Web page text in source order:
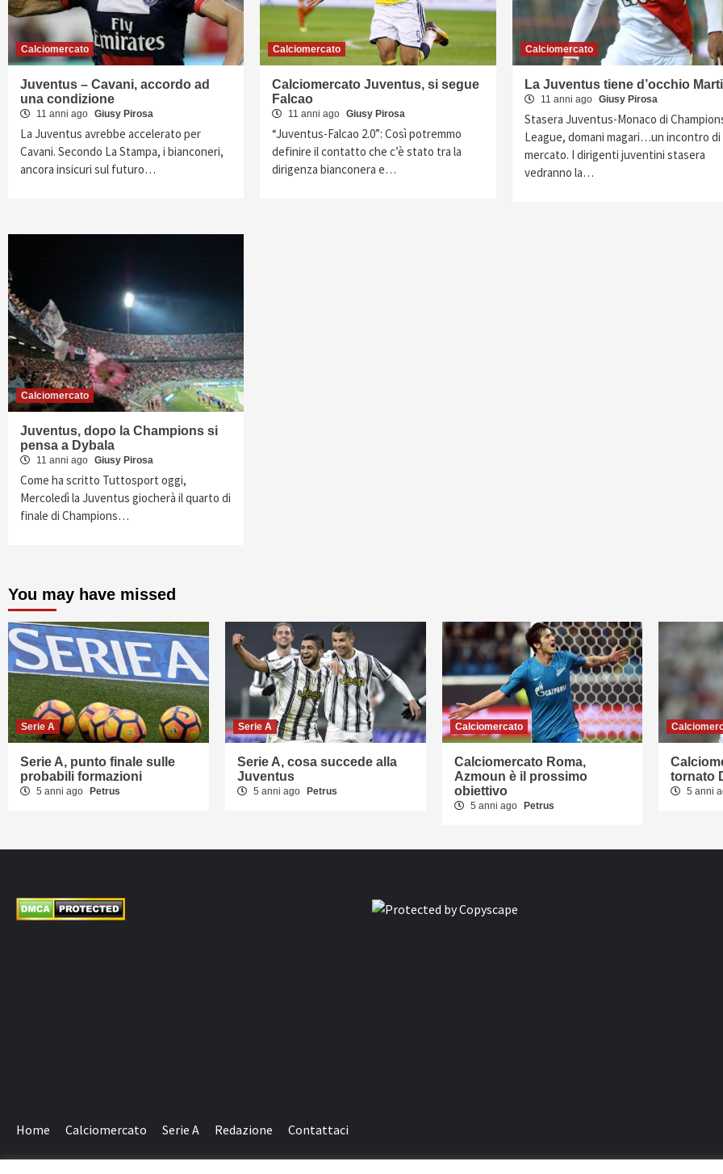
Calciomercato
Juventus – Cavani, accordo ad
una condizione
11 anni ago Giusy Pirosa
La Juventus avrebbe accelerato per
Cavani. Secondo La Stampa, i bianconeri,
ancora insicuri sul futuro…
Calciomercato
Calciomercato Juventus, si segue
Falcao
11 anni ago Giusy Pirosa
“Juventus-Falcao 2.0”: Così potremmo
definire il contatto che c’è stato tra la
dirigenza bianconera e…
Calciomercato
La Juventus tiene d’occhio
11 anni ago Giusy Pirosa
Stasera Juventus-Monaco di
League, domani magari…un incontro di
mercato. I dirigenti juventini stasera
vedranno la…
Calciomercato
Juventus, dopo la Champions si
pensa a Dybala
11 anni ago Giusy Pirosa
Come ha scritto Tuttosport oggi,
Mercoledì la Juventus giocherà il quarto di
finale di Champions…
You may have missed
Serie A
Serie A, punto finale sulle
probabili formazioni
5 anni ago Petrus
Serie A
Serie A, cosa succede alla
Juventus
5 anni ago Petrus
Calciomercato
Calciomercato Roma,
Azmoun è il prossimo
obiettivo
5 anni ago Petrus
tornato
5 anni
Home Calciomercato Serie A Redazione Contattaci